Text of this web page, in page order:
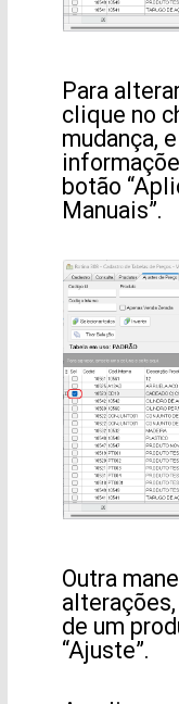
Para
clique no
mudança,
botão
Manuais”.
Outra
de um
“Ajuste”.